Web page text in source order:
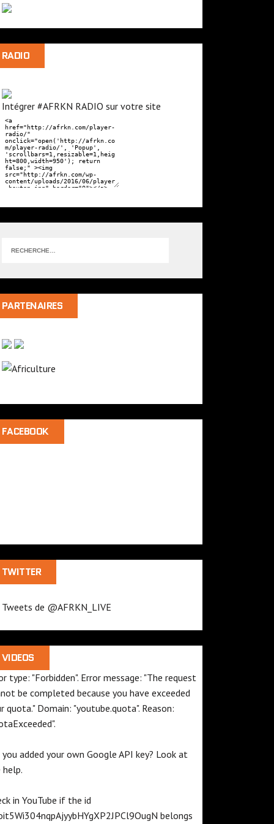
RADIO
Intégrer #AFRKN RADIO sur votre site
PARTENAIRES
FACEBOOK
TWITTER
Tweets de @AFRKN_LIVE
VIDEOS
type: "Forbidden". Error message: "The request
be completed because you have exceeded
quota." Domain: "youtube.quota". Reason:
you added your own Google API key? Look at
help.
in YouTube if the id
belongs